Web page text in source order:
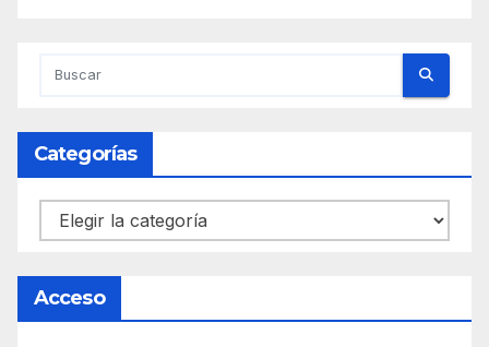
Categorías
Categorías
Acceso